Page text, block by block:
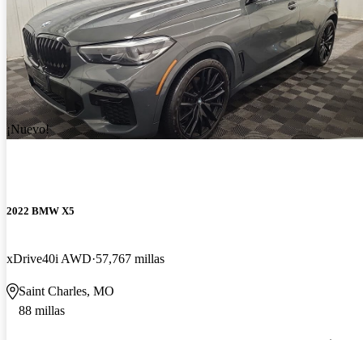
¡Nuevo!
2022 BMW X5
xDrive40i AWD 57,767 millas
Saint Charles, MO
88 millas